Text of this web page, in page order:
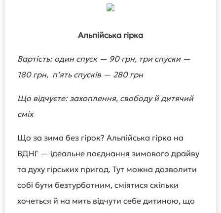
Альпійська гірка
Вартість: один спуск — 90 грн, три спуски —
180 грн, пʼять спусків — 280 грн
Що відчуєте: захоплення, свободу й дитячий
сміх
Що за зима без гірок? Альпійська гірка на
ВДНГ — ідеальне поєднання зимового драйву
та духу гірських пригод. Тут можна дозволити
собі бути безтурботним, сміятися скільки
хочеться й на мить відчути себе дитиною, що